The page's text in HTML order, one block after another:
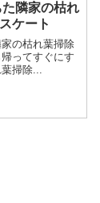
隣家の枯れ
ケート
の枯れ葉掃除
ってすぐにす
掃除...